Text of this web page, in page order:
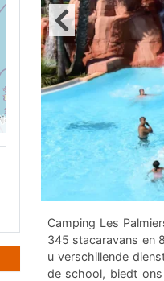
Camping Les
345 stacaravans en
u verschillende
de school, biedt ons